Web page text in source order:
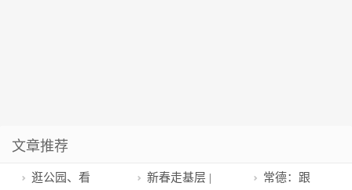
文章推荐
逛公园、看 新春走基层 | 常德：跟